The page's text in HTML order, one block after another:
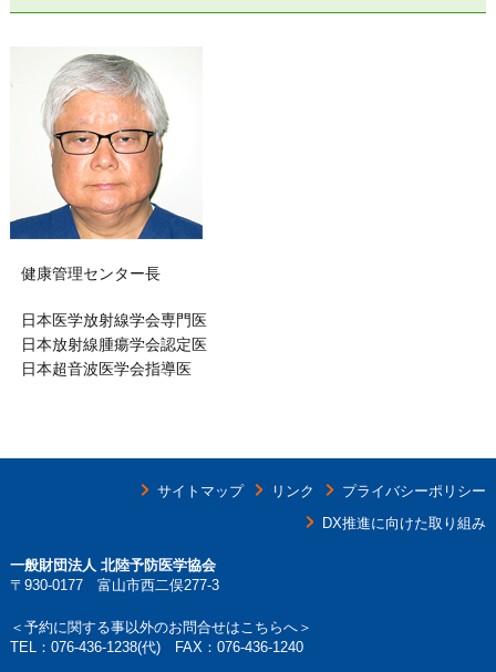
健康管理センター長
日本医学放射線学会専門医
日本放射線腫瘍学会認定医
日本超音波医学会指導医
サイトマップ リンク
プライバシーポリシー
DX推進に向けた取り組み
一般財団法人 北陸予防医学協会
〒930-0177 富山市西二俣277-3
＜予約に関する事以外のお問合せはこちらへ＞
TEL： 076-436-1238(代) FAX：076-436-1240